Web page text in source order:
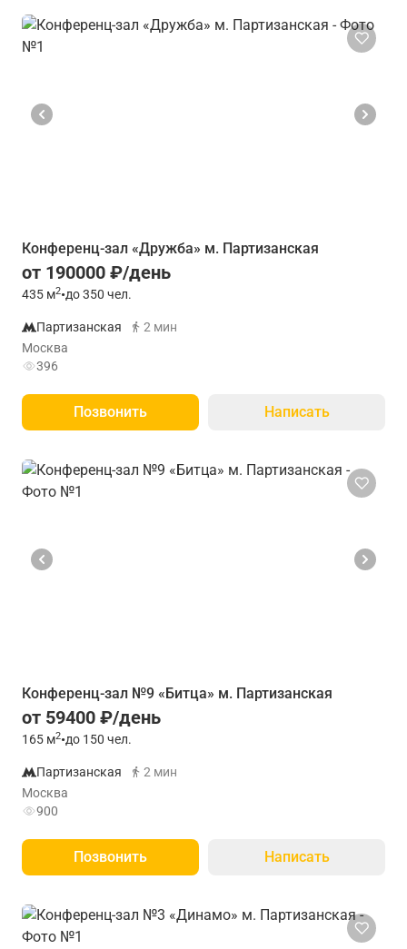
Конференц-зал «Дружба» м. Партизанская
от 190000 ₽/день
435 м2•до 350 чел.
Партизанская
2 мин
Москва
396
Позвонить Написать
Конференц-зал №9 «Битца» м. Партизанская
от 59400 ₽/день
165 м2•до 150 чел.
Партизанская
2 мин
Москва
900
Позвонить Написать